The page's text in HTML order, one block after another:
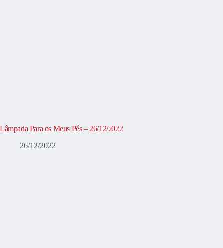
Lâmpada Para os Meus Pés – 26/12/2022
26/12/2022